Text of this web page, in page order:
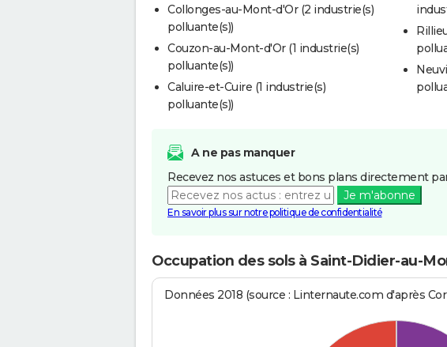
Collonges-au-Mont-d'Or (2 industrie(s)
polluante(s))
Couzon-au-Mont-d'Or (1 industrie(s)
polluante(s))
Caluire-et-Cuire (1 industrie(s)
polluante(s))
A ne pas manquer
Recevez nos astuces et bons plans directement
Je m'abonne
En savoir plus sur notre politique de confidentialité
Occupation des sols à Saint-Didier-au-
Données 2018 (source : Linternaute.com d'après